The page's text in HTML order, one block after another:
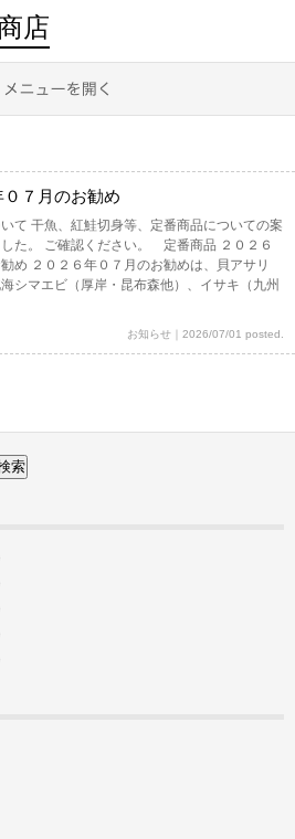
店
０７月のお勧め
て 干魚、紅鮭切身等、定番商品についての案
た。 ご確認ください。 定番商品 ２０２６
め ２０２６年０７月のお勧めは、貝アサリ
海シマエビ（厚岸・昆布森他）、イサキ（九州
お知らせ 2026/07/01 posted.